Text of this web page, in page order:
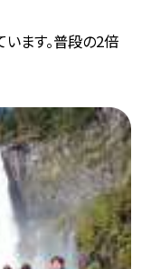
ます。普段の2倍